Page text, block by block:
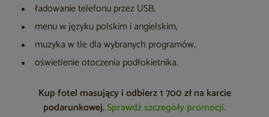
ładowanie telefonu przez USB,
menu w języku polskim i angielskim,
muzyka w tle dla wybranych programów,
oświetlenie otoczenia podłokietnika.
Kup fotel masujący i odbierz 1 700 zł na karcie
podarunkowej.Sprawdź szczegóły promocji.